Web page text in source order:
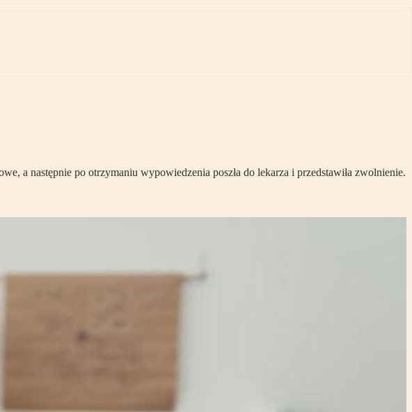
a następnie po otrzymaniu wypowiedzenia poszła do lekarza i przedstawiła zwolnienie.